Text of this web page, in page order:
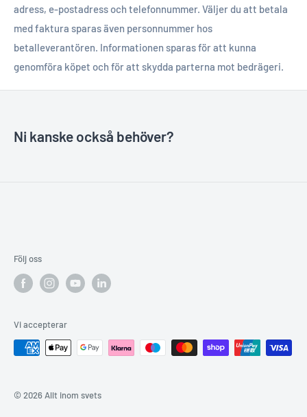
adress, e-postadress och telefonnummer. Väljer du att betala
med faktura sparas även personnummer hos
betalleverantören. Informationen sparas för att kunna
genomföra köpet och för att skydda parterna mot bedrägeri.
Ni kanske också behöver?
Följ oss
Vi accepterar
© 2026 Allt inom svets